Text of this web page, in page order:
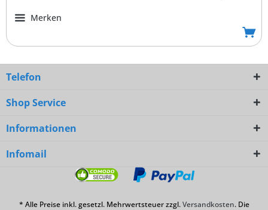
Merken
Telefon
Shop Service
Informationen
Infomail
* Alle Preise inkl. gesetzl. Mehrwertsteuer zzgl.Versandkosten. Die